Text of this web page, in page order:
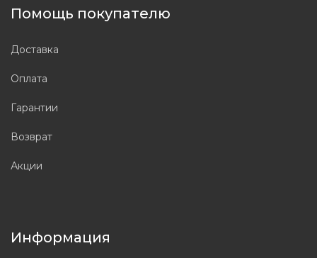
Помощь покупателю
Доставка
Оплата
Гарантии
Возврат
Акции
Информация